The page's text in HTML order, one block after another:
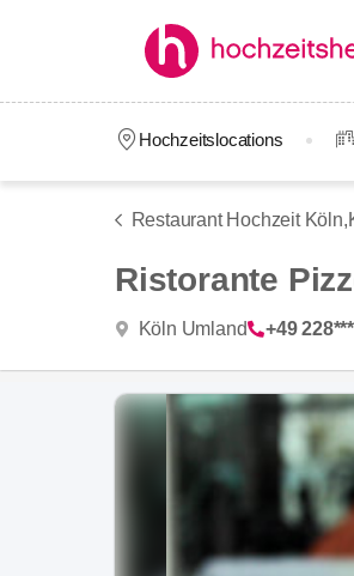
Hochzeitslocations
Restaurant Hochzeit Köln,
Ristorante
Köln Umland +49 228***